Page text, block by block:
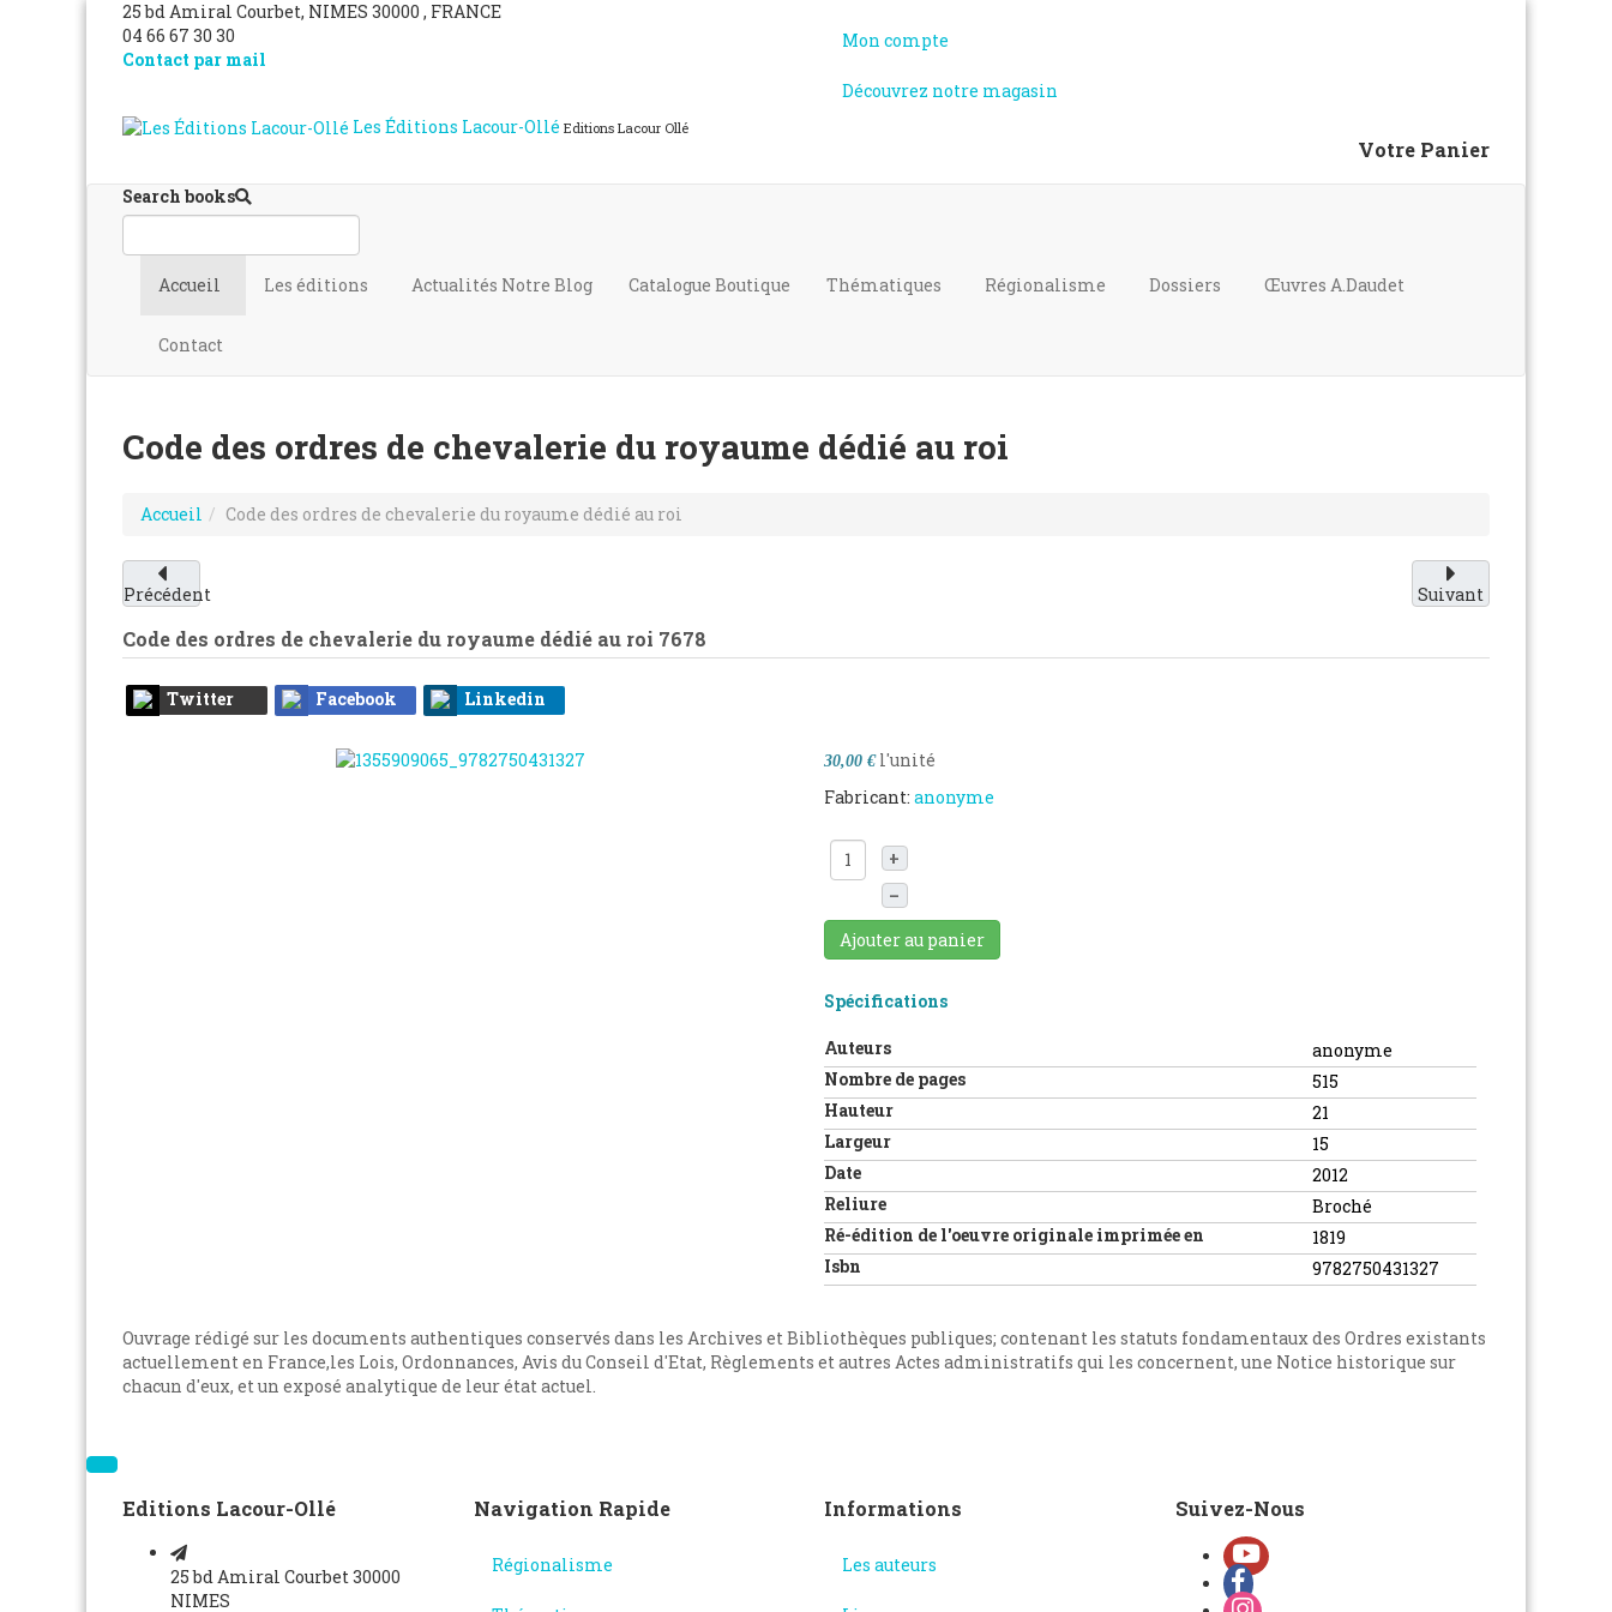
25 bd Amiral Courbet, NIMES 30000 , FRANCE
04 66 67 30 30
Contact par mail
Mon compte
Découvrez notre magasin
Les Éditions Lacour-Ollé Editions Lacour Ollé
Votre Panier
Search books
Accueil Les éditions Actualités Notre Blog Catalogue Boutique Thématiques Régionalisme Dossiers Œuvres A.Daudet
Contact
Code des ordres de chevalerie du royaume dédié au roi
Accueil Code des ordres de chevalerie du royaume dédié au roi
Précédent Suivant
Code des ordres de chevalerie du royaume dédié au roi 7678
Twitter Facebook Linkedin
30,00 € l'unité
Fabricant: anonyme
+
–
Ajouter au panier
Spécifications
Auteurs
anonyme
Nombre de pages
515
Hauteur
21
Largeur
15
Date
2012
Reliure
Broché
Ré-édition de l'oeuvre originale imprimée en
1819
Isbn
9782750431327
Ouvrage rédigé sur les documents authentiques conservés dans les Archives et Bibliothèques publiques; contenant les statuts fondamentaux des Ordres existants
actuellement en France,les Lois, Ordonnances, Avis du Conseil d'Etat, Règlements et autres Actes administratifs qui les concernent, une Notice historique sur
chacun d'eux, et un exposé analytique de leur état actuel.
Editions Lacour-Ollé
25 bd Amiral Courbet 30000
NIMES
Navigation Rapide
Régionalisme
Informations
Les auteurs
Suivez-Nous